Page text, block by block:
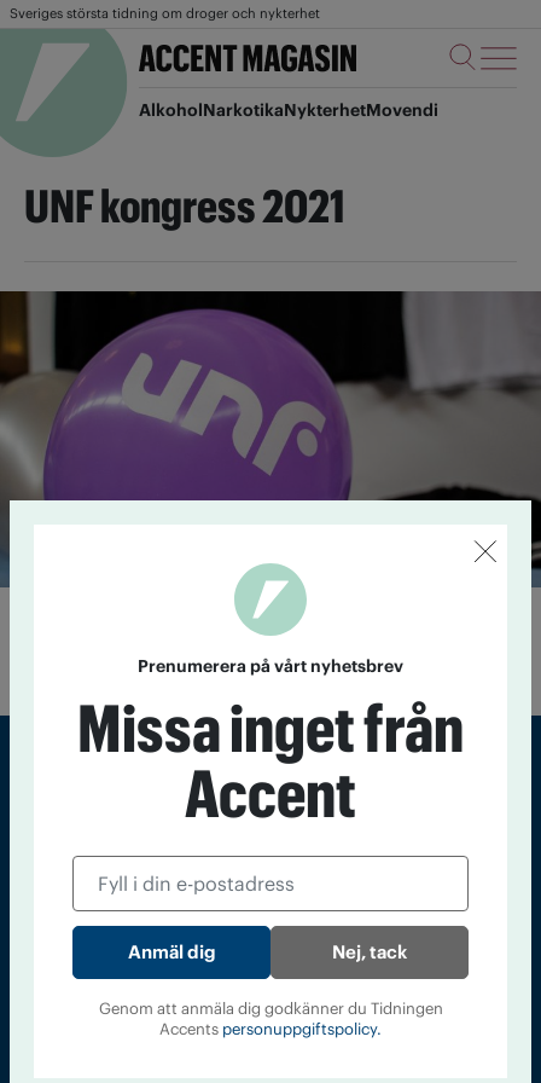
Sveriges största tidning om droger och nykterhet
AlkoholNarkotikaNykterhetMovendi
UNF kongress 2021
De ska styra UNF
UNF:s kongress har valt ny förbundsstyrelse.
Sveriges största tidning om droger och nykterhet
Tidningen Accent, A4, Bondegatan 21, 116 33 Stockholm
Kontakt Om Tidningen Tidningsarkiv In English
Prenumerera på vårt nyhetsbrev
Missa inget från
Accent
Nej, tack
Genom att anmäla dig godkänner du Tidningen
Accents personuppgiftspolicy.